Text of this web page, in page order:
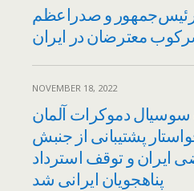
و صدراعظم
معترضان در ایران
NOVEMBER 18, 2022
‌دموکرات آلمان
پشتیبانی از جنبش
ایران و توقف استرداد
پناهجویان ایرانی شد